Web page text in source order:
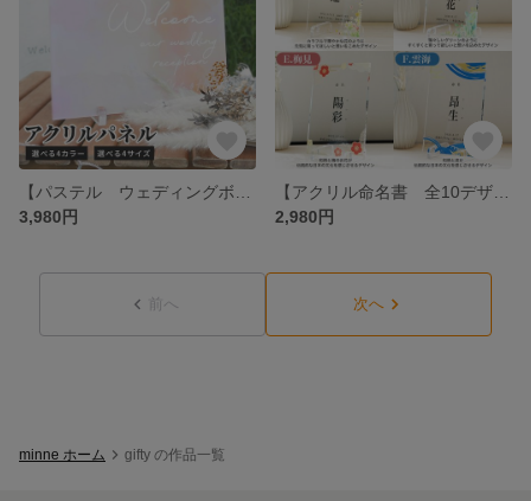
3,980円
2,980円
前へ 次へ
minne ホーム gifty の作品一覧